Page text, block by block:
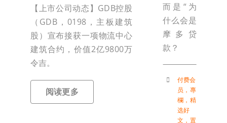
【上市公司动态】GDB控股
（GDB，0198，主板建筑
股）宣布接获一项物流中心
建筑合约，价值2亿9800万
令吉。
阅读更多
而是“为
什么会是
摩多贷
款？
付费会
员 ， 專
欄 ， 精
选好
文 ， 置